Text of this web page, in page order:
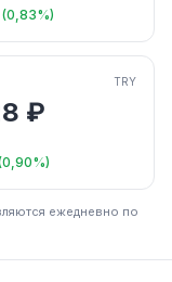
TRY
₽
ежедневно по